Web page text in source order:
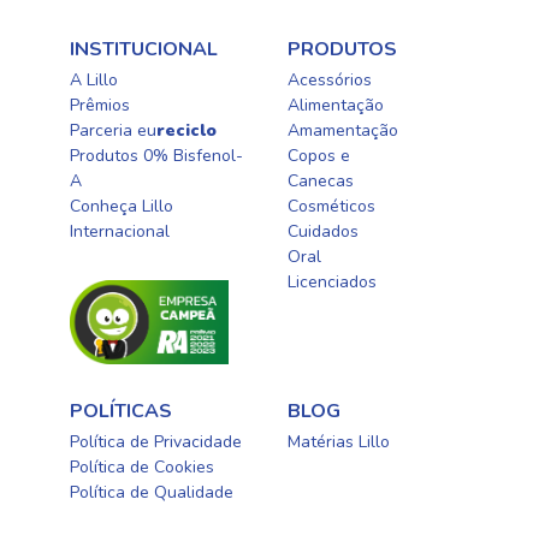
INSTITUCIONAL
A Lillo
Prêmios
Parceria eureciclo
Produtos 0% Bisfenol-
A
Conheça Lillo
Internacional
PRODUTOS
Acessórios
Alimentação
Amamentação
Copos e
Canecas
Cosméticos
Cuidados
Oral​
Licenciados​
POLÍTICAS
Política de Privacidade
Política de Cookies
Política de Qualidade
BLOG
Matérias Lillo